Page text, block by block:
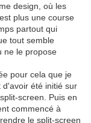
design, où les
plus une course
partout qui
tout semble
ne le propose
pour cela que je
été initié sur
screen. Puis en
commencé à
le split-screen